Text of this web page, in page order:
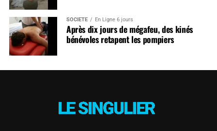
SOCIÉTÉ En Ligne 6 jours
Après dix jours de mégafeu, des kinés
bénévoles retapent les pompiers